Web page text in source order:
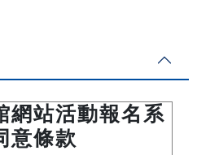
網站活動報名系
意條款